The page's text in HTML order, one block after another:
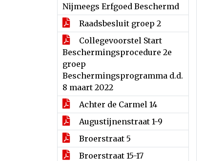
Nijmeegs Erfgoed Beschermd
Raadsbesluit groep 2
Collegevoorstel Start
Beschermingsprocedure 2e
groep
Beschermingsprogramma d.d.
8 maart 2022
Achter de Carmel 14
Augustijnenstraat 1-9
Broerstraat 5
Broerstraat 15-17